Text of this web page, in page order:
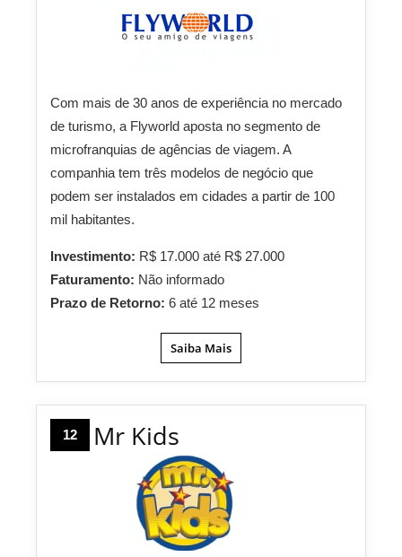
Com mais de 30 anos de experiência no mercado
de turismo, a Flyworld aposta no segmento de
microfranquias de agências de viagem. A
companhia tem três modelos de negócio que
podem ser instalados em cidades a partir de 100
mil habitantes.
Investimento: R$ 17.000 até R$ 27.000
Faturamento: Não informado
Prazo de Retorno: 6 até 12 meses
Saiba Mais
12 Mr Kids